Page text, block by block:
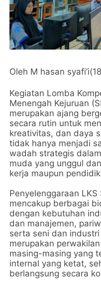
Oleh M hasan
Kegiatan Lomba
Menengah Kejuruan
merupakan ajang
secara rutin untuk
kreativitas, dan daya
tidak hanya menjadi
wadah strategis
muda yang unggul
kerja maupun
Penyelenggaraan
mencakup berbagai
dengan kebutuhan
dan manajemen,
serta seni dan
merupakan
masing-masing yang
internal yang ketat,
berlangsung secara